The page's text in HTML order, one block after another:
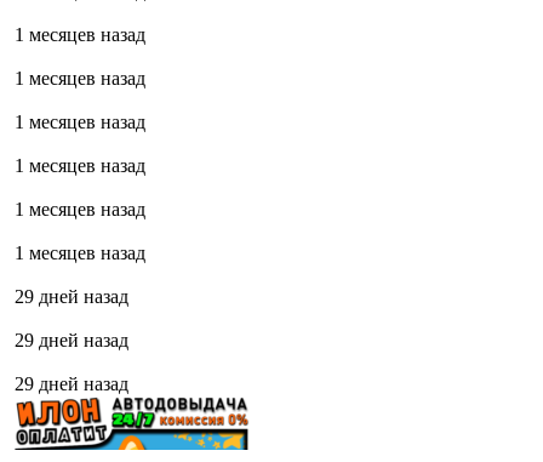
1 месяцев назад
1 месяцев назад
1 месяцев назад
1 месяцев назад
1 месяцев назад
1 месяцев назад
29 дней назад
29 дней назад
29 дней назад